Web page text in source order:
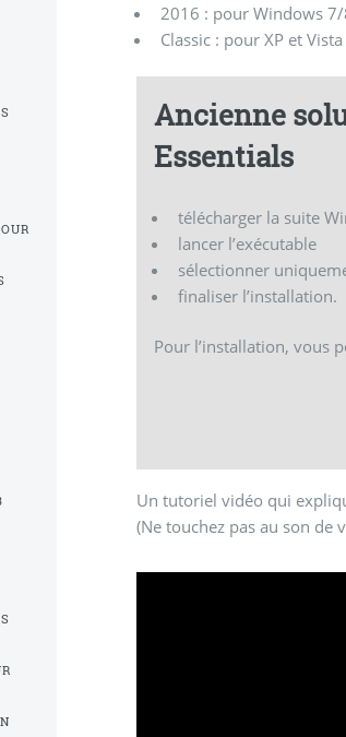
2016 : pour Windows
Classic : pour XP et Vista
Ancienne
Essentials
télécharger la suite
lancer l’exécutable
sélectionner
finaliser l’installation.
Pour l’installation, vous
Un tutoriel vidéo qui
(Ne touchez pas au son de